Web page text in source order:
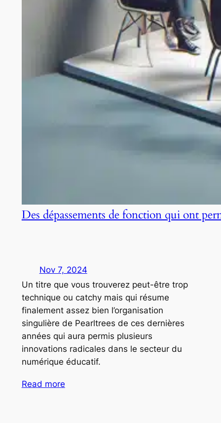
Des dépassements de fonction qui ont
Nov 7, 2024
Un titre que vous trouverez peut-être trop
technique ou catchy mais qui résume
finalement assez bien l’organisation
singulière de Pearltrees de ces dernières
années qui aura permis plusieurs
innovations radicales dans le secteur du
numérique éducatif.
Read more